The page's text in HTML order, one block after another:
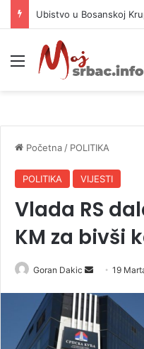
Meni
Početna / POLITIKA
POLITIKA VIJESTI
Vlada RS
KM za bivši
Goran Dakic
n
d
a
19